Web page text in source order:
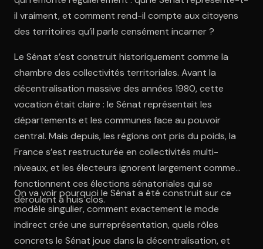
il vraiment, et comment rend-il compte aux citoyens
des territoires qu’il parle censément incarner ?
Le Sénat s’est construit historiquement comme la
chambre des collectivités territoriales. Avant la
décentralisation massive des années 1980, cette
vocation était claire : le Sénat représentait les
départements et les communes face au pouvoir
central. Mais depuis, les régions ont pris du poids, la
France s’est restructurée en collectivités multi-
niveaux, et les électeurs ignorent largement comment
fonctionnent ces élections sénatoriales qui se
déroulent à huis clos.
On va voir pourquoi le Sénat a été construit sur ce
modèle singulier, comment exactement le mode
indirect crée une surreprésentation, quels rôles
concrets le Sénat joue dans la décentralisation, et